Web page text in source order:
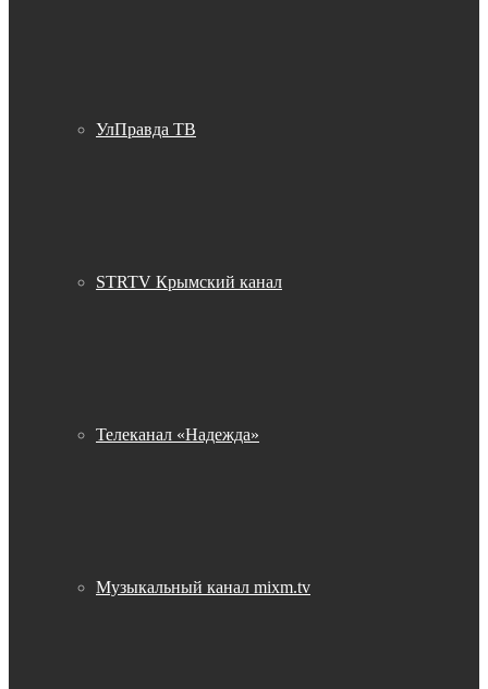
УлПравда ТВ
STRTV Крымский канал
Телеканал «Надежда»
Музыкальный канал mixm.tv